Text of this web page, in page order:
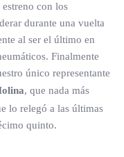
con los
durante una vuelta
al ser el último en
Finalmente
único representante
, que nada más
lo relegó a las últimas
quinto.